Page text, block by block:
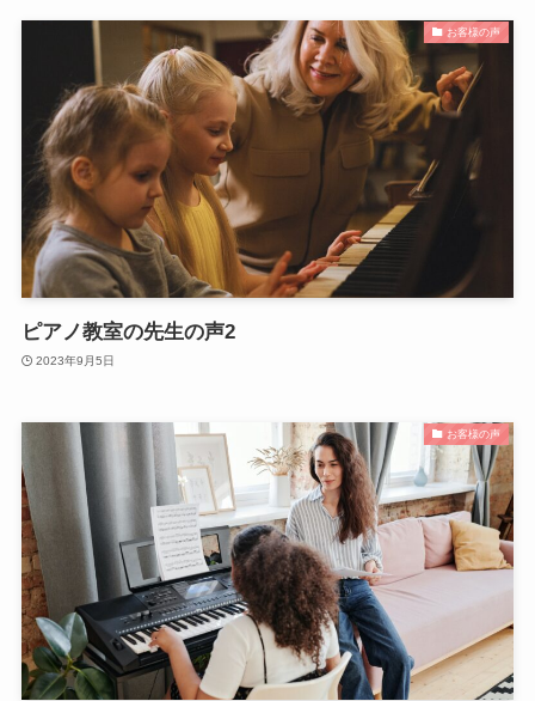
お客様の声
ピアノ教室の先生の声2
2023年9月5日
お客様の声